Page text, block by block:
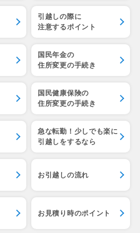
引越しの際に
注意するポイント
国民年金の
住所変更の手続き
国民健康保険の
住所変更の手続き
急な転勤！少しでも楽に
引越しをするなら
お引越しの流れ
お見積り時のポイント